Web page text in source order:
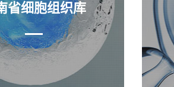
省细胞组织库